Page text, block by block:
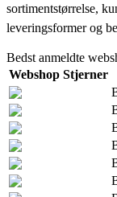
sortimentstørrelse,
leveringsformer og
Bedst anmeldte
Webshop Stjerner